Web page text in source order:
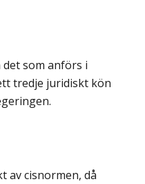
som anförs i
tredje juridiskt kön
av cisnormen, då